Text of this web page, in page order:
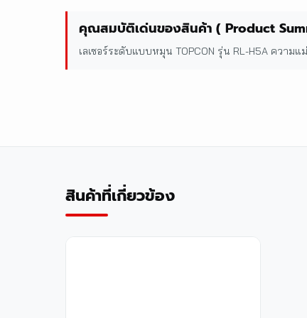
คุณสมบัติเด่นของสินค้า ( Product
เลเซอร์ระดับแบบหมุน TOPCON รุ่น RL-H5A ควา
สินค้าที่เกี่ยวข้อง